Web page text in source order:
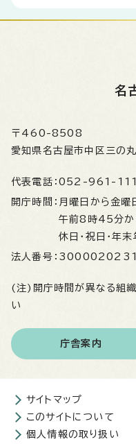
名
〒460-8508
愛知県名古屋市中区三の
代表電話： 052-961-
開庁時間： 月曜日から金曜
午前8時45分か
休日・祝日・年
法人番号：
(注)開庁時間が異なる組織
い
庁舎案内
サイトマップ
このサイトについて
個人情報の取り扱い